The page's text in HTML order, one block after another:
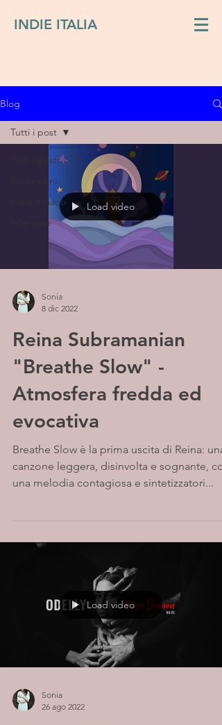
INDIE ITALIA
Blog
Tutti i post
Recensioni
Indie italiano
Interviste
Tutti i post
Load video
Sonia
8 dic 2022
Reina Subramanian
"Breathe Slow" -
Atmosfera fredda ed
evocativa
Breathe Slow è la prima uscita di Reina: una
canzone leggera, disinvolta e sognante,
una melodia contagiosa e sintetizzatori...
Load video
Sonia
26 ago 2022